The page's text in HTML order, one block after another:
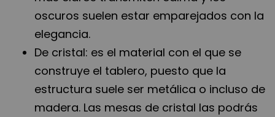
oscuros suelen estar emparejados con la
elegancia.
De cristal: es el material con el que se
construye el tablero, puesto que la
estructura suele ser metálica o incluso de
madera. Las mesas de cristal las podrás